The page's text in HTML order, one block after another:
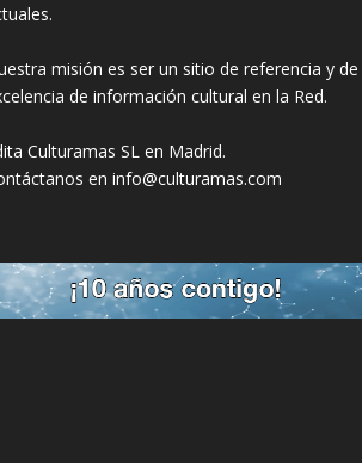
misión es ser un sitio de referencia y de
de información cultural en la Red.
Culturamas SL en Madrid.
en info@culturamas.com